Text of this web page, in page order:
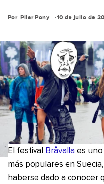
Por Pilar Pony 10 de julio de
El festival Bråvalla es uno
más populares en
haberse dado a conocer